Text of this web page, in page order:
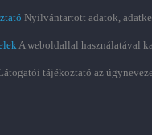
Nyilvántartott adatok,
A weboldallal használatával
tájékoztató az